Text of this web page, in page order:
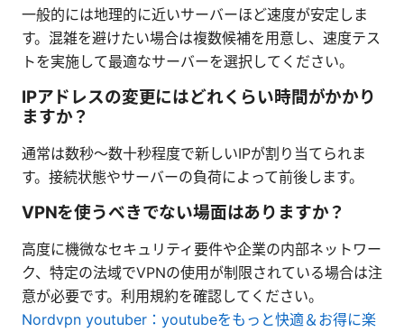
一般的には地理的に近いサーバーほど速度が安定しま
す。混雑を避けたい場合は複数候補を用意し、速度テス
トを実施して最適なサーバーを選択してください。
IPアドレスの変更にはどれくらい時間がかかり
ますか？
通常は数秒〜数十秒程度で新しいIPが割り当てられま
す。接続状態やサーバーの負荷によって前後します。
VPNを使うべきでない場面はありますか？
高度に機微なセキュリティ要件や企業の内部ネットワー
ク、特定の法域でVPNの使用が制限されている場合は注
意が必要です。利用規約を確認してください。
Nordvpn youtuber：youtubeをもっと快適＆お得に楽